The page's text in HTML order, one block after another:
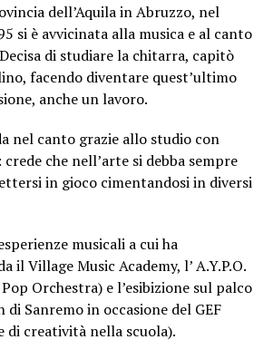
dell’Aquila in Abruzzo, nel
si è avvicinata alla musica e al canto
di studiare la chitarra, capitò
facendo diventare quest’ultimo
anche un lavoro.
nel canto grazie allo studio con
che nell’arte si debba sempre
in gioco cimentandosi in diversi
musicali a cui ha
il Village Music Academy, l’ A.Y.P.O.
Orchestra) e l’esibizione sul palco
Sanremo in occasione del GEF
di creatività nella scuola).